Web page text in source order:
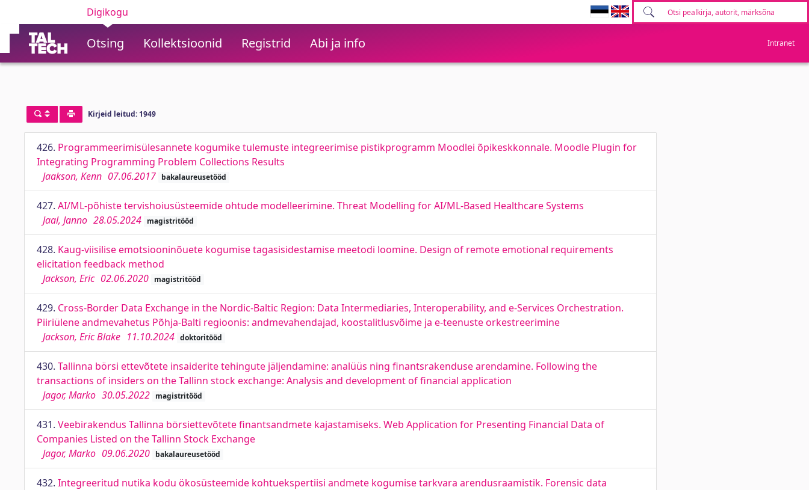
Digikogu
Otsing Kollektsioonid Registrid Abi ja info Intranet
Kirjeid leitud: 1949
426. Programmeerimisülesannete kogumike tulemuste integreerimise pistikprogramm Moodlei õpikeskkonnale. Moodle Plugin for
Integrating Programming Problem Collections Results
Jaakson, Kenn 07.06.2017 bakalaureusetööd
427. AI/ML-põhiste tervishoiusüsteemide ohtude modelleerimine. Threat Modelling for AI/ML-Based Healthcare Systems
Jaal, Janno 28.05.2024 magistritööd
428. Kaug-viisilise emotsiooninõuete kogumise tagasisidestamise meetodi loomine. Design of remote emotional requirements
elicitation feedback method
Jackson, Eric 02.06.2020 magistritööd
429. Cross-Border Data Exchange in the Nordic-Baltic Region: Data Intermediaries, Interoperability, and e-Services Orchestration.
Piiriülene andmevahetus Põhja-Balti regioonis: andmevahendajad, koostalitlusvõime ja e-teenuste orkestreerimine
Jackson, Eric Blake 11.10.2024 doktoritööd
430. Tallinna börsi ettevõtete insaiderite tehingute jäljendamine: analüüs ning finantsrakenduse arendamine. Following the
transactions of insiders on the Tallinn stock exchange: Analysis and development of financial application
Jagor, Marko 30.05.2022 magistritööd
431. Veebirakendus Tallinna börsiettevõtete finantsandmete kajastamiseks. Web Application for Presenting Financial Data of
Companies Listed on the Tallinn Stock Exchange
Jagor, Marko 09.06.2020 bakalaureusetööd
432. Integreeritud nutika kodu ökosüsteemide kohtuekspertiisi andmete kogumise tarkvara arendusraamistik. Forensic data